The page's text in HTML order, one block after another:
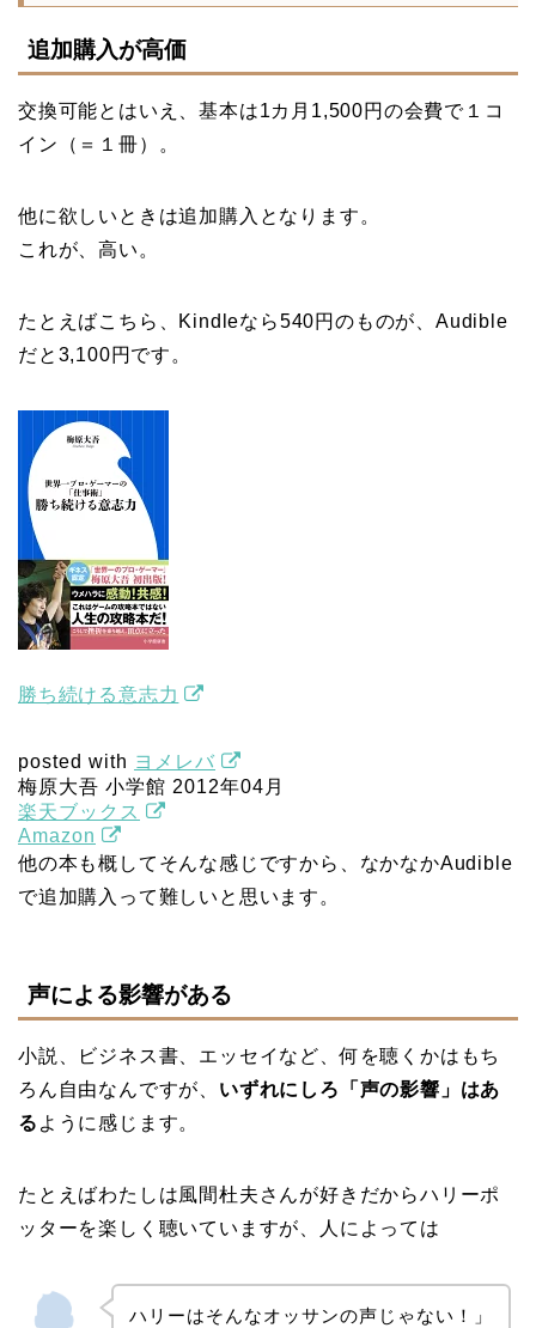
追加購入が高価
交換可能とはいえ、基本は1カ月1,500円の会費で１コ
イン（＝１冊）。
他に欲しいときは追加購入となります。
これが、高い。
たとえばこちら、Kindleなら540円のものが、Audible
だと3,100円です。
勝ち続ける意志力
posted with ヨメレバ
梅原大吾 小学館 2012年04月
楽天ブックス
Amazon
他の本も概してそんな感じですから、なかなかAudible
で追加購入って難しいと思います。
声による影響がある
小説、ビジネス書、エッセイなど、何を聴くかはもち
ろん自由なんですが、 いずれにしろ「声の影響」はあ
る ように感じます。
たとえばわたしは風間杜夫さんが好きだからハリーポ
ッターを楽しく聴いていますが、人によっては
ハリーはそんなオッサンの声じゃない！」